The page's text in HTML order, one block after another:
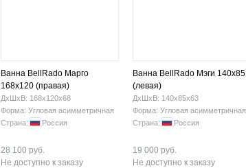
Ванна BellRado Марго
168х120 (правая)
ДхШхВ: 168х120х68
Форма: Угловая асимметричная
Страна:
Россия
28 100 руб.
Не доступно к заказу
Ванна BellRado Мэги 140х85
(левая)
ДхШхВ: 140х85х63
Форма: Угловая асимметричная
Страна:
Россия
19 000 руб.
Не доступно к заказу